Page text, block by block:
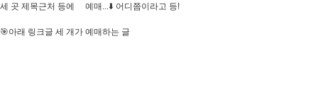
세 곳 제목근처 등에 예매...⬇️ 어디쯤이라고 등!​
🎯아래 링크글 세 개가 예매하는 글